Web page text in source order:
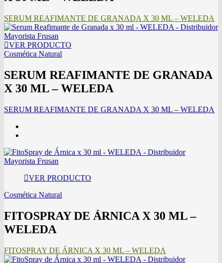
SERUM REAFIMANTE DE GRANADA X 30 ML – WELEDA
VER PRODUCTO
Cosmética Natural
SERUM REAFIMANTE DE GRANADA
X 30 ML – WELEDA
SERUM REAFIMANTE DE GRANADA X 30 ML – WELEDA
VER PRODUCTO
Cosmética Natural
FITOSPRAY DE ÁRNICA X 30 ML –
WELEDA
FITOSPRAY DE ÁRNICA X 30 ML – WELEDA